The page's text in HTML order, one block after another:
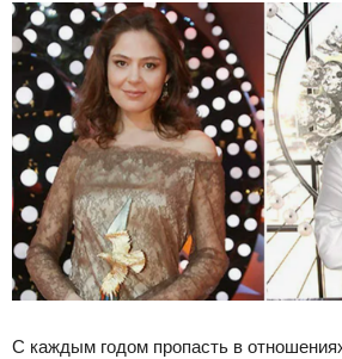
С каждым годом пропасть в